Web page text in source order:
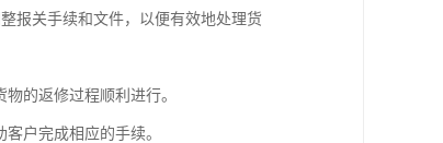
报关手续和文件，以便有效地处理货
的返修过程顺利进行。
户完成相应的手续。